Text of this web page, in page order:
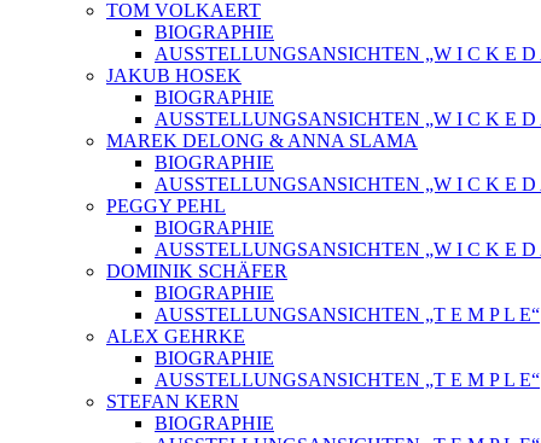
TOM VOLKAERT
BIOGRAPHIE
AUSSTELLUNGSANSICHTEN „W I C K E D
JAKUB HOSEK
BIOGRAPHIE
AUSSTELLUNGSANSICHTEN „W I C K E D
MAREK DELONG & ANNA SLAMA
BIOGRAPHIE
AUSSTELLUNGSANSICHTEN „W I C K E D
PEGGY PEHL
BIOGRAPHIE
AUSSTELLUNGSANSICHTEN „W I C K E D
DOMINIK SCHÄFER
BIOGRAPHIE
AUSSTELLUNGSANSICHTEN „T E M P L E“
ALEX GEHRKE
BIOGRAPHIE
AUSSTELLUNGSANSICHTEN „T E M P L E“
STEFAN KERN
BIOGRAPHIE